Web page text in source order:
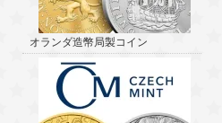
オランダ造幣局製コイン